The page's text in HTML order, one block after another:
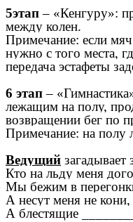
5этап– «Кенгуру»:
между колен.
Примечание: если
нужно с того места,
передача эстафеты
6 этап–
лежащим на полу,
возвращении бег по
Примечание: на полу
Ведущий загадывает
Кто на льду меня
Мы бежим в
А несут меня не кони,
А блестящие